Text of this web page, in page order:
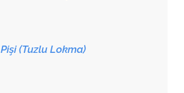
Pişi (Tuzlu Lokma)